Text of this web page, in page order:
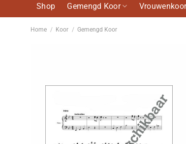
Shop Gemengd Koor
Home / Koor / Gemengd Koor
toe aan
wenslijst